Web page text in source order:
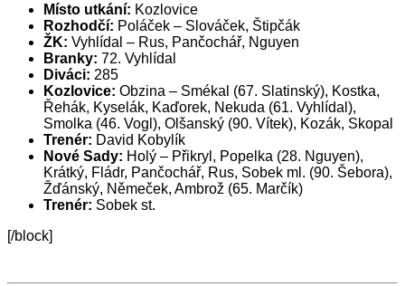
Místo utkání: Kozlovice
Rozhodčí: Poláček – Slováček, Štipčák
ŽK: Vyhlídal – Rus, Pančochář, Nguyen
Branky: 72. Vyhlídal
Diváci: 285
Kozlovice: Obzina – Smékal (67. Slatinský), Kostka,
Řehák, Kyselák, Kaďorek, Nekuda (61. Vyhlídal),
Smolka (46. Vogl), Olšanský (90. Vítek), Kozák, Skopal
Trenér: David Kobylík
Nové Sady: Holý – Přikryl, Popelka (28. Nguyen),
Krátký, Fládr, Pančochář, Rus, Sobek ml. (90. Šebora),
Žďánský, Němeček, Ambrož (65. Marčík)
Trenér: Sobek st.
[/block]